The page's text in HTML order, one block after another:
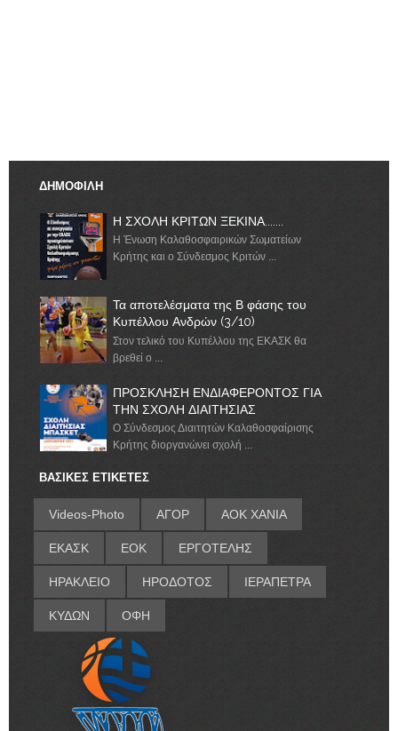
ΔΗΜΟΦΙΛΗ
Η ΣΧΟΛΗ ΚΡΙΤΩΝ ΞΕΚΙΝΑ.......
Η Ένωση Καλαθοσφαιρικών Σωματείων
Κρήτης και ο Σύνδεσμος Κριτών ...
Τα αποτελέσματα της Β φάσης του
Κυπέλλου Ανδρών (3/10)
Στον τελικό του Κυπέλλου της ΕΚΑΣΚ θα
βρεθεί ο ...
ΠΡΟΣΚΛΗΣΗ ΕΝΔΙΑΦΕΡΟΝΤΟΣ ΓΙΑ
ΤΗΝ ΣΧΟΛΗ ΔΙΑΙΤΗΣΙΑΣ
Ο Σύνδεσμος Διαιτητών Καλαθοσφαίρισης
Κρήτης διοργανώνει σχολή ...
ΒΑΣΙΚΕΣ ΕΤΙΚΕΤΕΣ
Videos-Photo ΑΓΟΡ ΑΟΚ ΧΑΝΙΑ
ΕΚΑΣΚ ΕΟΚ ΕΡΓΟΤΕΛΗΣ
ΗΡΑΚΛΕΙΟ ΗΡΟΔΟΤΟΣ ΙΕΡΑΠΕΤΡΑ
ΚΥΔΩΝ ΟΦΗ